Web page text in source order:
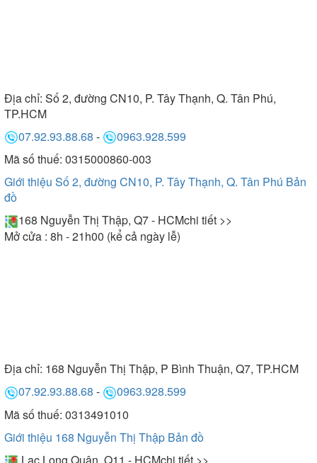
Địa chỉ: Số 2, đường CN10, P. Tây Thạnh, Q. Tân Phú,
TP.HCM
07.92.93.88.68 -
0963.928.599
Mã số thuế: 0315000860-003
Giới thiệu Số 2, đường CN10, P. Tây Thạnh, Q. Tân Phú Bản
đồ
168 Nguyễn Thị Thập, Q7 - HCMchi tiết >>
Mở cửa : 8h - 21h00 (kể cả ngày lễ)
Địa chỉ: 168 Nguyễn Thị Thập, P Bình Thuận, Q7, TP.HCM
07.92.93.88.68 -
0963.928.599
Mã số thuế: 0313491010
Giới thiệu 168 Nguyễn Thị Thập Bản đồ